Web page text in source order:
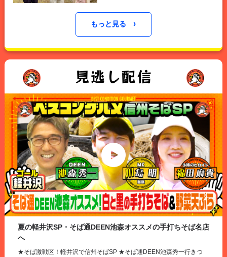
もっと見る›
見逃し配信
夏の軽井沢SP・そば通DEEN池森オススメの手打ちそば名店
へ
★そば激戦区！軽井沢で信州そばSP ★そば通DEEN池森秀一行きつ